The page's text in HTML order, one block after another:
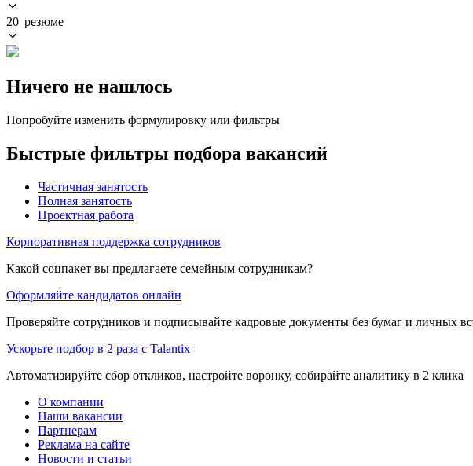
20 резюме
Ничего не нашлось
Попробуйте изменить формулировку или фильтры
Быстрые фильтры подбора вакансий
Частичная занятость
Полная занятость
Проектная работа
Корпоративная поддержка сотрудников
Какой соцпакет вы предлагаете семейным сотрудникам?
Оформляйте кандидатов онлайн
Проверяйте сотрудников и подписывайте кадровые документы без бумаг и личных
Ускорьте подбор в 2 раза с Talantix
Автоматизируйте сбор откликов, настройте воронку, собирайте аналитику в 2 клика
О компании
Наши вакансии
Партнерам
Реклама на сайте
Новости и статьи